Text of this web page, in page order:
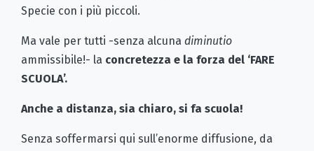
Specie con i più piccoli.
Ma vale per tutti -senza alcuna diminutio
ammissibile!- la concretezza e la forza del ‘FARE
SCUOLA’.
Anche a distanza, sia chiaro, si fa scuola!
Senza soffermarsi qui sull’enorme diffusione, da